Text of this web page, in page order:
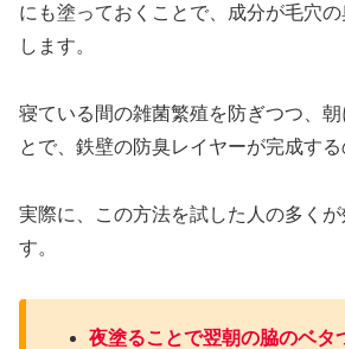
にも塗っておくことで、成分が毛穴
します。
寝ている間の雑菌繁殖を防ぎつつ、
とで、鉄壁の防臭レイヤーが完成する
実際に、この方法を試した人の多く
す。
夜塗ることで翌朝の脇のベタ